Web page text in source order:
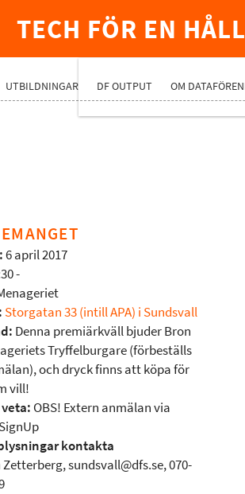
TECH FÖR EN
UTBILDNINGAR DF OUTPUT OM
6 april 2017
-
Storgatan 33 (intill APA) i Sundsvall
Denna premiärkväll bjuder Bron
Tryffelburgare (förbeställs
och dryck finns att köpa för
vill!
OBS! Extern anmälan via
kontakta
sundsvall@dfs.se, 070-